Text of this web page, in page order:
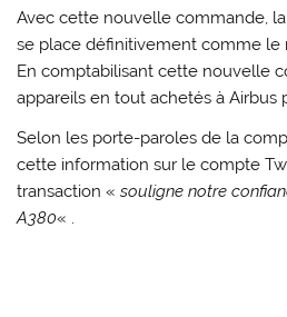
Avec cette nouvelle commande,
se place définitivement comme le
En comptabilisant cette nouvelle
appareils en tout achetés à Airbus
Selon les porte-paroles de la
cette information sur le compte
transaction «souligne notre
A380« .